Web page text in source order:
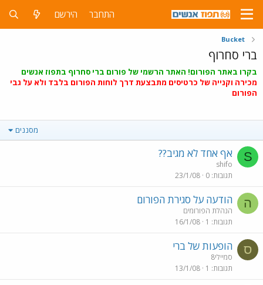
התחבר הירשם
Bucket
ברי סחרוף
בקרו באתר הפורום! האתר הרשמי של פורום ברי סחרוף בתפוז אנשים
מכירה וקנייה של כרטיסים מתבצעת דרך לוחות הפורום בלבד ולא על גבי
הפורום
מסננים
S אף אחד לא מגיב??
shifo
תגובות 0
23/1/08
ה הודעה על סגירת הפורום
הנהלת הפורומים
תגובות 1
16/1/08
ס הופעות של ברי
סמיילי8
תגובות 1
13/1/08